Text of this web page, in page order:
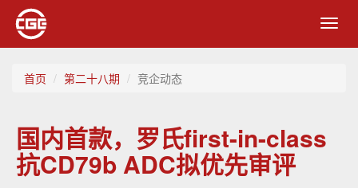
首页 第二十八期 竞企动态
国内首款，罗氏first-in-class
抗CD79b ADC拟优先审评